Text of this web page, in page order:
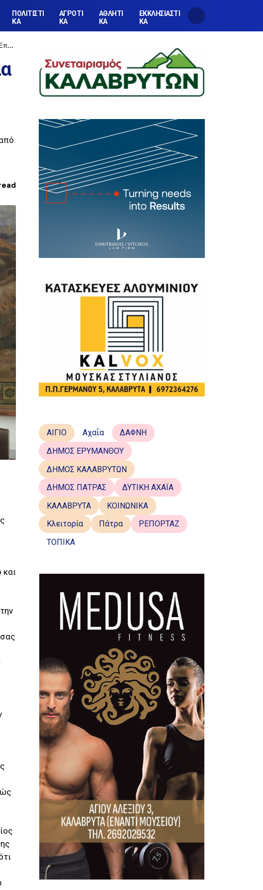
ΠΟΛΙΤΙΣΤΙ
ΚΑ
ΑΓΡΟΤΙ
ΚΑ
ΑΘΛΗΤΙ
ΚΑ
ΕΚΚΛΗΣΙΑΣΤΙ
ΚΑ
και
ΑΙΓΙΟ Αχαΐα
ΔΑΦΝΗ
ΔΗΜΟΣ ΕΡΥΜΑΝΘΟΥ
ΔΗΜΟΣ ΚΑΛΑΒΡΥΤΩΝ
ΔΗΜΟΣ ΠΑΤΡΑΣ
ΔΥΤΙΚΗ ΑΧΑΪΑ
ΚΑΛΑΒΡΥΤΑ
ΚΟΙΝΩΝΙΚΑ
Κλειτορία
Πάτρα
ΡΕΠΟΡΤΑΖ
ΤΟΠΙΚΑ